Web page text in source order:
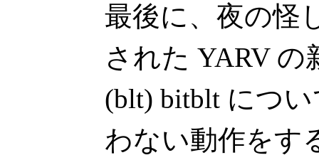
最後に、夜の怪
された YARV
(blt) bitblt につ
わない動作をす